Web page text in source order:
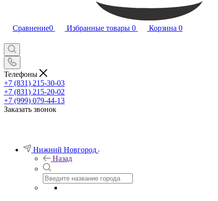
Сравнение0 Избранные товары 0 Корзина 0
Телефоны
+7 (831) 215-30-03
+7 (831) 215-20-02
+7 (999) 079-44-13
Заказать звонок
Нижний Новгород
Назад